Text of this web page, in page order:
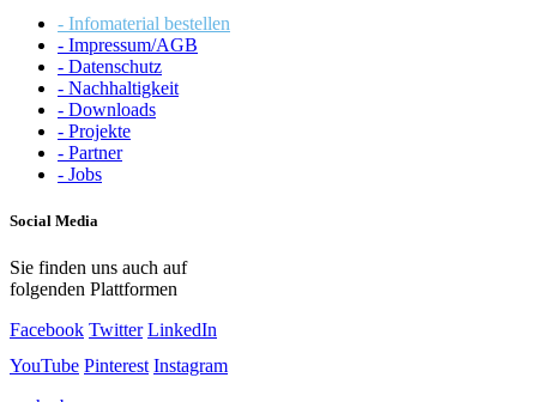
- Infomaterial bestellen
- Impressum/AGB
- Datenschutz
- Nachhaltigkeit
- Downloads
- Projekte
- Partner
- Jobs
Social Media
Sie finden uns auch auf
folgenden Plattformen
Facebook Twitter LinkedIn
YouTube Pinterest Instagram